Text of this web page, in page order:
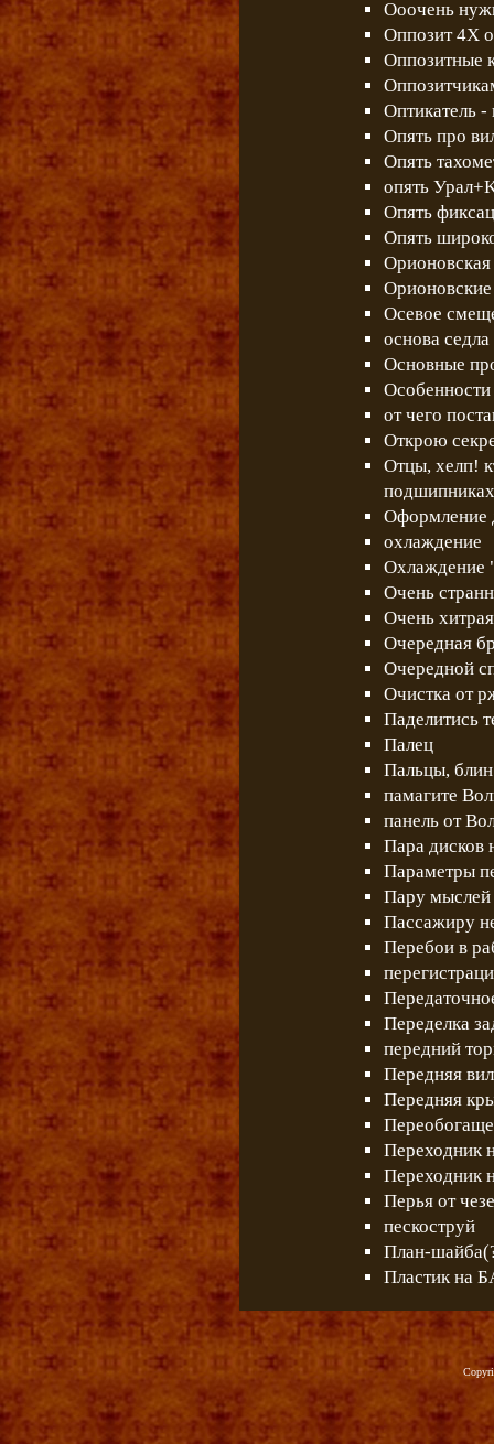
Ооочень
Оппозит 4Х
Оппозитные
Оптикатель -
Опять про
Опять
опять
Опять
Опять
Орионовская
Осевое
основа седла
Основные
Особенности
от чего
Открою
Отцы, хелп!
Оформление
охлаждение
Охлаждение
Очень
Очень
Очередная
Очередной
Очистка от
Паделитись
Палец
Пальцы,
памагите
панель от
Пара дисков
Параметры
Пару мыслей
Пассажиру
Перебои в
Переделка
передний
Передняя
Передняя
Переходник
Переходник
Перья от
пескоструй
План-
Пластик на